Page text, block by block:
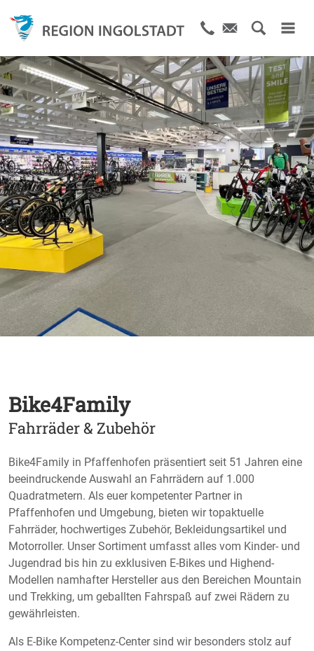
Bike4Family
Fahrräder & Zubehör
Bike4Family in Pfaffenhofen präsentiert seit 51 Jahren eine
beeindruckende Auswahl an Fahrrädern auf 1.000
Quadratmetern. Als euer kompetenter Partner in
Pfaffenhofen und Umgebung, bieten wir topaktuelle
Fahrräder, hochwertiges Zubehör, Bekleidungsartikel und
Motorroller. Unser Sortiment umfasst alles vom Kinder- und
Jugendrad bis hin zu exklusiven E-Bikes und Highend-
Modellen namhafter Hersteller aus den Bereichen Mountain
und Trekking, um geballten Fahrspaß auf zwei Rädern zu
gewährleisten.
Als E-Bike Kompetenz-Center sind wir besonders stolz auf